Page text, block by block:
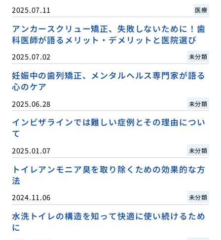
2025.07.11 医療
アンカースクリュー矯正、失敗しないために！歯
科医師が語るメリット・デメリットと医院選び
2025.07.02 未分類
妊娠中の歯列矯正、メンタルヘルス専門家が語る
心のケア
2025.06.28 未分類
インビザラインでは難しい症例とその理由につい
て
2025.01.07 未分類
トイレアンモニア臭を取り除くための効果的な方
法
2024.11.06 未分類
水洗トイレの構造を知って快適に使い続けるため
に